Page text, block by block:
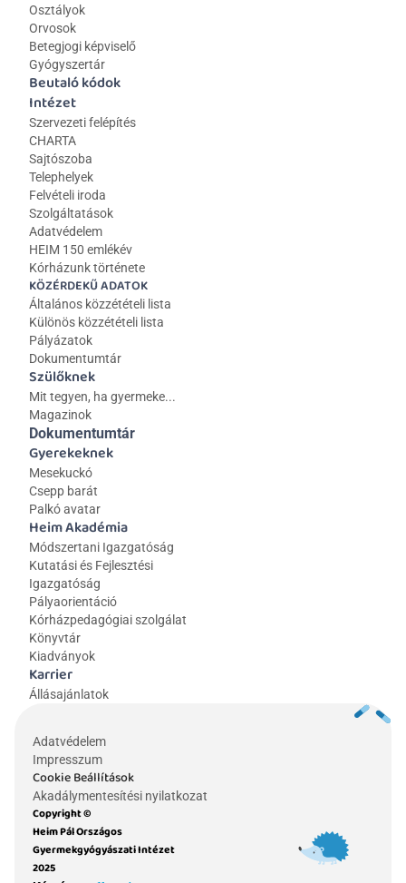
Osztályok
Orvosok
Betegjogi képviselő
Gyógyszertár
Beutaló kódok
Intézet
Szervezeti felépítés
CHARTA
Sajtószoba
Telephelyek
Felvételi iroda
Szolgáltatások
Adatvédelem
HEIM 150 emlékév
Kórházunk története
KÖZÉRDEKŰ ADATOK
Általános közzétételi lista
Különös közzétételi lista
Pályázatok
Dokumentumtár
Szülőknek
Mit tegyen, ha gyermeke...
Magazinok
Gyerekeknek
Mesekuckó
Csepp barát
Palkó avatar
Heim Akadémia
Módszertani Igazgatóság
Kutatási és Fejlesztési
Igazgatóság
Pályaorientáció
Kórházpedagógiai szolgálat
Könyvtár
Kiadványok
Karrier
Állásajánlatok
Dokumentumtár
Adatvédelem
Impresszum
Cookie Beállítások
Akadálymentesítési nyilatkozat
Copyright ©
Heim Pál Országos
Gyermekgyógyászati Intézet
2025